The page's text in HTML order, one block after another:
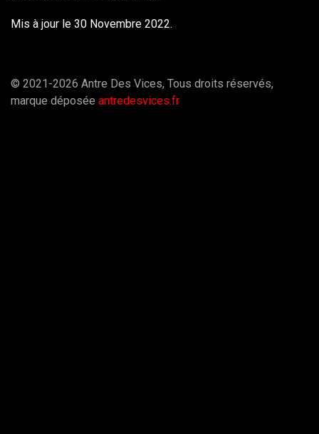
Mis à jour le 30 Novembre 2022.
© 2021-2026 Antre Des Vices, Tous droits réservés,
marque déposée antredesvices.fr